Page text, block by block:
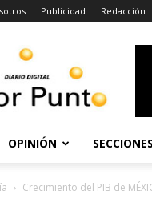
Publicidad Redacción
Punto
OPINIÓN SECCIONES
Crecimiento del PIB de